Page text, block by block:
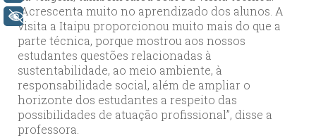
“Acrescenta muito no aprendizado dos alunos. A
visita a Itaipu proporcionou muito mais do que a
parte técnica, porque mostrou aos nossos
estudantes questões relacionadas à
sustentabilidade, ao meio ambiente, à
responsabilidade social, além de ampliar o
horizonte dos estudantes a respeito das
possibilidades de atuação profissional”, disse a
professora.
+ Acessibilidade